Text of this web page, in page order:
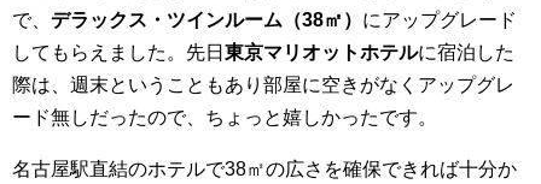
で、 デラックス・ツインルーム（38㎡） にアップグレード
してもらえました。先日 東京マリオットホテルに宿泊した
際は、週末ということもあり部屋に空きがなくアップグレ
ード無しだったので、ちょっと嬉しかったです。
名古屋駅直結のホテルで38㎡の広さを確保できれば十分か